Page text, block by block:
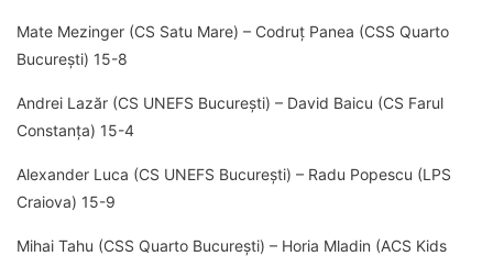
Mate Mezinger (CS Satu Mare) – Codruț Panea (CSS Quarto
București) 15-8
Andrei Lazăr (CS UNEFS București) – David Baicu (CS Farul
Constanța) 15-4
Alexander Luca (CS UNEFS București) – Radu Popescu (LPS
Craiova) 15-9
Mihai Tahu (CSS Quarto București) – Horia Mladin (ACS Kids